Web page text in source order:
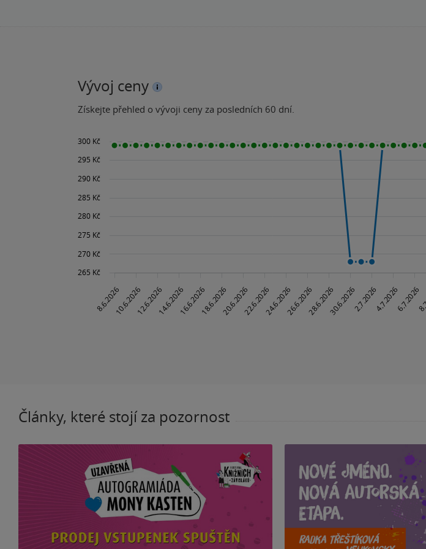
Vývoj ceny
Získejte přehled o vývoji ceny za posledních 60 dní.
Články, které stojí za pozornost